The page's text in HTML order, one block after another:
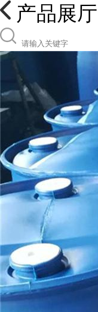
产品展厅